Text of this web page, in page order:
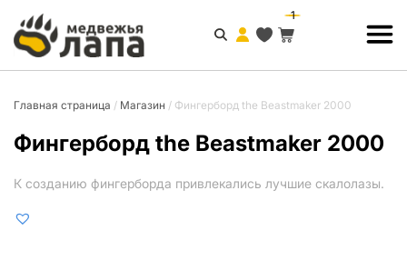
1
Главная страница / Магазин / Фингерборд the Beastmaker 2000
Фингерборд the Beastmaker 2000
К созданию фингерборда привлекались лучшие скалолазы.